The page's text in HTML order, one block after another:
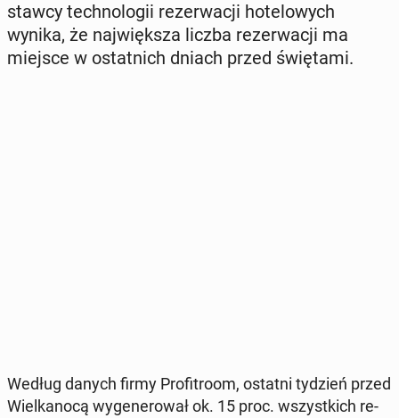
staw­cy tech­no­lo­gii re­zer­wa­cji ho­te­lo­wych
wynika, że naj­więk­sza liczba re­zer­wa­cji ma
miejsce w ostat­nich dniach przed świę­ta­mi.
Według danych firmy Pro­fi­tro­om, ostatni tydzień przed
Wiel­ka­no­cą wy­ge­ne­ro­wał ok. 15 proc. wszyst­kich re­